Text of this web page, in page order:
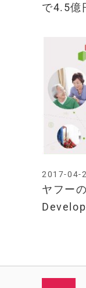
で4.5億
ヤフー
2017-04-